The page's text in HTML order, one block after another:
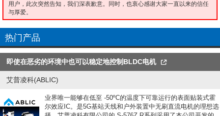
用户，此次突然告知，我们深表歉意。同时，也衷心感谢大家一直以来的信任
与厚爱。
热门产品
即使在恶劣的环境中也可以稳定地控制BLDC电机
艾普凌科(ABLIC)
业界唯一能够在低至 -50ºC的温度下可靠运行的表面贴装式霍
尔效应IC。是5G基站天线和户外装置中无刷直流电机的理想选